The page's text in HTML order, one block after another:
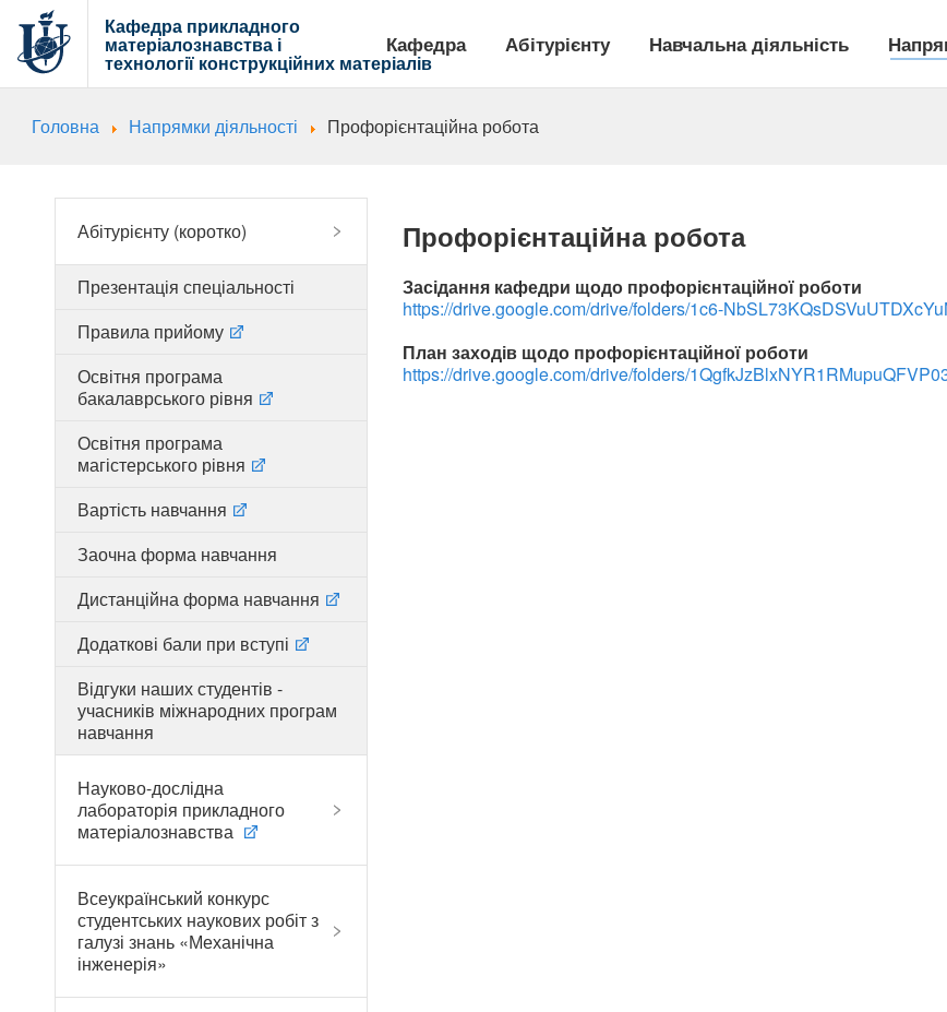
Кафедра прикладного
матеріалознавства і
технології конструкційних матеріалів
Кафедра Абітурієнту Навчальна діяльність
Головна Напрямки діяльності Профорієнтаційна робота
Абітурієнту (коротко)
Презентація спеціальності
Правила прийому
Освітня програма
бакалаврського рівня
Освітня програма
магістерського рівня
Вартість навчання
Заочна форма навчання
Дистанційна форма навчання
Додаткові бали при вступі
Відгуки наших студентів -
учасників міжнародних програм
навчання
Науково-дослідна
лабораторія прикладного
матеріалознавства
Всеукраїнський конкурс
студентських наукових робіт з
галузі знань «Механічна
інженерія»
Профорієнтаційна робота
Засідання кафедри щодо профорієнтаційної роботи
https://drive.google.com/drive/folders/1c6-
План заходів щодо профорієнтаційної роботи
https://drive.google.com/drive/folders/